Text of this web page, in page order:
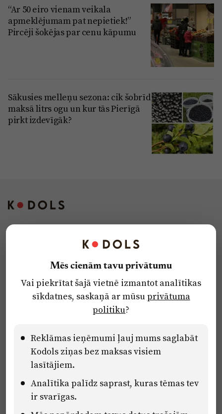
“Ar 50 eiro vienam veikala
apmeklējumam pat nepietiek!”
Pircēji šokējas par cenu kāpumu
Sākusies melleņu sezona: cik šobrīd
maksā litrs ogu un kur tās Pierīgā
pirkt izdevīgāk?
Privātuma politika
Ētikas kodekss
Pārredzamības paziņojumi
Eiropas Savienības Atveseļošanas un noturības mehānisma plāna
2.2. reformu un investīciju virziena “Uzņēmumu digitālā
transformācija un inovācijas” 2.2.1.5.i. investīcijas “Mediju nozares
uzņēmumu digitālās transformācijas veicināšana” pasākuma
Mēs cienām tavu privātumu
Vai piekrītat šajā vietnē izmantot analītikas
sīkdatnes, saskaņā ar mūsuprivātuma
politiku?
Reklāmas ieņēmumi ļauj mums saglabāt
Kodols ziņas bez maksas visiem
lasītājiem.
Analītika palīdz saprast, kuras tēmas tev
ir svarīgas.